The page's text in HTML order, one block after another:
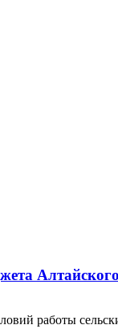
работы